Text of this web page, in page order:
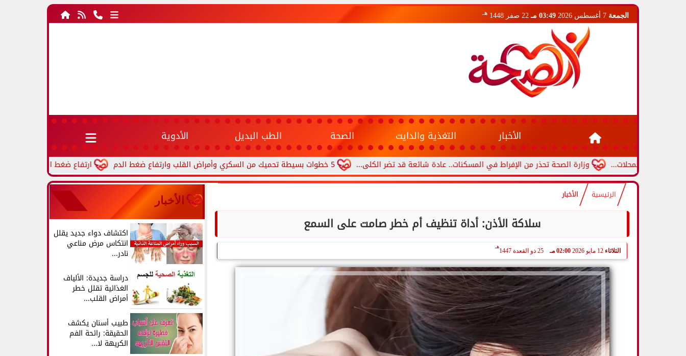
الجمعة 03:49 مـ 22 صفر 1448 هـ
الأخبار التغذية والدايت الصحة الطب البديل الأدوية
ارتفاع ضغط الدم أثناء النوم.. أسباب 5 خطوات بسيطة تحميك من السكري وأمراض القلب وارتفاع ضغط الدم وزارة الصحة تحذر من الإفراط في المسكنات.. عادة شائعة قد تضر الكلى...
الرئيسية الأخبار
سلاكة الأذن: أداة تنظيف أم خطر صامت على السمع
الثلاثاء 12 مايو 2026 02:00 مـ 25 ذو القعدة 1447
هـ
الأخبار
اكتشاف دواء جديد يقلل
انتكاس مرض مناعي
نادر...
دراسة جديدة: الألياف
الغذائية تقلل خطر
أمراض القلب...
طبيب أسنان يكشف
الحقيقة: رائحة الفم
الكريهة لا...